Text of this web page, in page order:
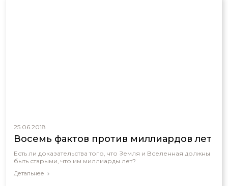
25.06.2018
Восемь фактов против миллиардов лет
Есть ли доказательства того, что Земля и Вселенная должны
быть старыми, что им миллиарды лет?
Детальнее